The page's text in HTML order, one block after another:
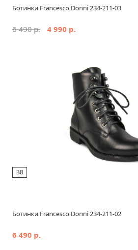
Ботинки Francesco Donni 234-211-03
6 490 р. 4 990 р.
38
Ботинки Francesco Donni 234-211-02
6 490 р.